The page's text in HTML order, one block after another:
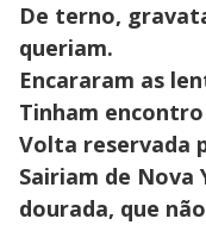
De terno,
queriam.
Encararam as
Tinham
Volta reservada
Sairiam de Nova
dourada, que